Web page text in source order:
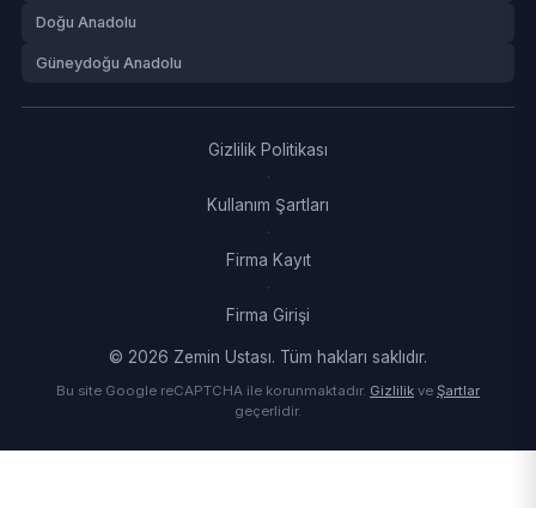
Doğu Anadolu
Güneydoğu Anadolu
Gizlilik Politikası
·
Kullanım Şartları
·
Firma Kayıt
·
Firma Girişi
© 2026 Zemin Ustası. Tüm hakları saklıdır.
Bu site Google reCAPTCHA ile korunmaktadır. Gizlilik ve Şartlar
geçerlidir.